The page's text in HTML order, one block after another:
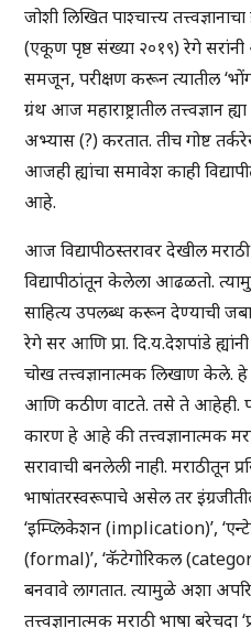
जोशी लिखित पाश्चात्त्य
(एकूण पृष्ठ संख्या २०१९) रेगे सरांनी
समजून, परीक्षण करून त्यातील
ग्रंथ आज महाराष्ट्रातील तत्त्वज्ञान
अभ्यास (?) करतात. तीच गोष्ट
आजही ह्यांचा समावेश काही
आहे.
आज विद्यापीठस्तरावर देखील
विद्यापीठांतून केलेला आढळतो.
साहित्य उपलब्ध करून देण्याची
रेगे सर आणि प्रा. दि.य.देशपांडे
चोख तत्त्वज्ञानात्मक लिखाण केले. हे
आणि कठीण वाटते. तसे ते आहेही.
कारण हे आहे की तत्त्वज्ञानात्मक
सरावाची बनलेली नाही. मराठीतून
भाषांतरस्वरूपाचे असेल तर
‘इम्प्लिकेशन (implication)’,
(formal)’, ‘कॅटेगोरिकल
बनवावे लागतात. त्यामुळे अशा
तत्त्वज्ञानात्मक मराठी भाषा बरेचदा